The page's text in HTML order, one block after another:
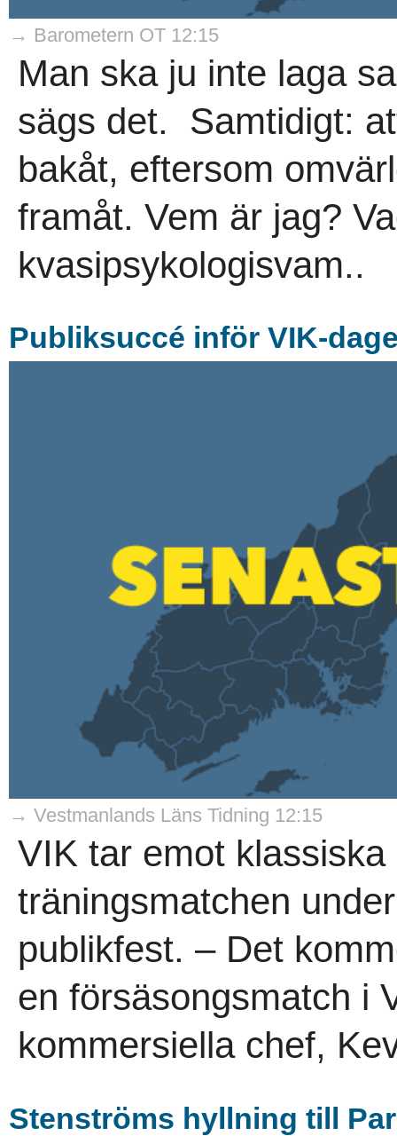
→ Barometern OT 12:15
Man ska ju inte laga
sägs det. Samtidigt:
bakåt, eftersom
framåt. Vem är jag?
kvasipsykologisvam..
Publiksuccé inför VIK-
→ Vestmanlands Läns Tidning 12:15
VIK tar emot
träningsmatchen
publikfest. – Det
en försäsongsmatch i
kommersiella chef,
Stenströms hyllning till